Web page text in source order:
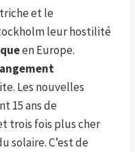
et le
leur hostilité
en Europe.
Les nouvelles
15 ans de
trois fois plus cher
solaire. C’est de